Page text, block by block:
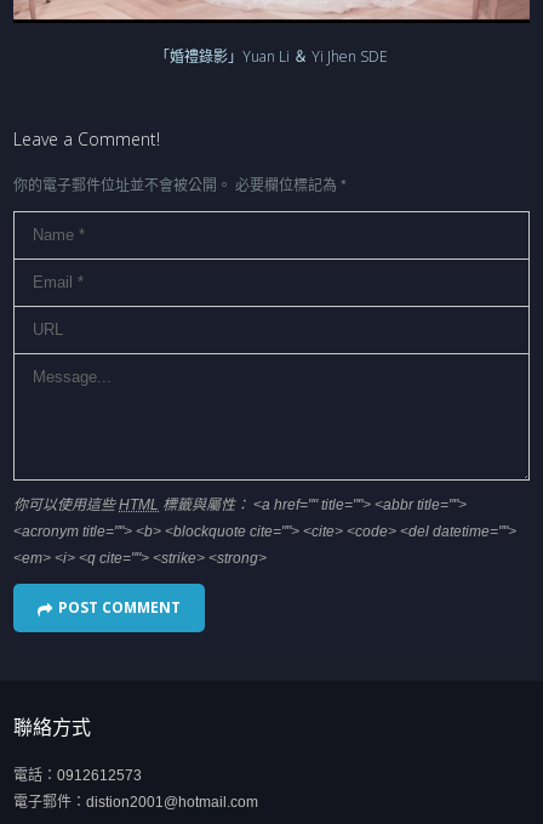
「婚禮錄影」Yuan Li ＆ Yi Jhen SDE
Leave a Comment!
你的電子郵件位址並不會被公開。 必要欄位標記為*
你可以使用這些HTML 標籤與屬性：<a href="" title=""> <abbr title="">
<acronym title=""> <b> <blockquote cite=""> <cite> <code> <del datetime="">
<em> <i> <q cite=""> <strike> <strong>
聯絡方式
電話：0912612573
電子郵件：distion2001@hotmail.com